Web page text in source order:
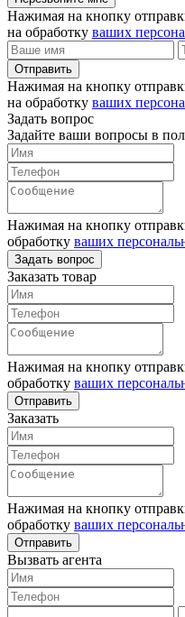
Нажимая на кнопку
на обработку ваших
Отправить
Нажимая на кнопку
на обработку ваших
Задать вопрос
Задайте ваши вопросы в
Нажимая на кнопку
обработку ваших
Задать вопрос
Заказать товар
Нажимая на кнопку
обработку ваших
Отправить
Заказать
Нажимая на кнопку
обработку ваших
Отправить
Вызвать агента